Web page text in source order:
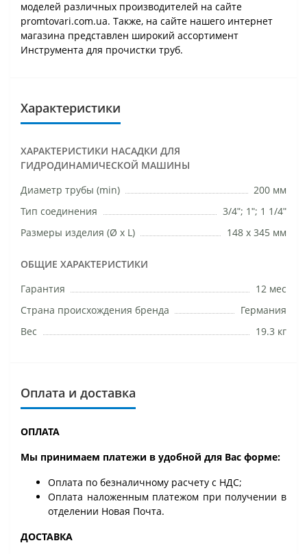
моделей различных производителей на сайте
promtovari.com.ua. Также, на сайте нашего интернет
магазина представлен широкий ассортимент
Инструмента для прочистки труб.
Характеристики
ХАРАКТЕРИСТИКИ НАСАДКИ ДЛЯ
ГИДРОДИНАМИЧЕСКОЙ МАШИНЫ
Диаметр трубы (min)
200 мм
Тип соединения
3/4ʺ; 1ʺ; 1 1/4ʺ
Размеры изделия (Ø х L)
148 х 345 мм
ОБЩИЕ ХАРАКТЕРИСТИКИ
Гарантия
12 мес
Страна происхождения бренда
Германия
Вес
19.3 кг
Оплата и доставка
ОПЛАТА
Мы принимаем платежи в удобной для Вас форме:
Оплата по безналичному расчету с НДС;
Оплата наложенным платежом при получении в
отделении Новая Почта.
ДОСТАВКА